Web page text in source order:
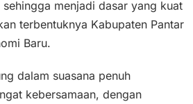
menjadi dasar yang kuat
terbentuknya Kabupaten Pantar
Baru.
dalam suasana penuh
kebersamaan, dengan